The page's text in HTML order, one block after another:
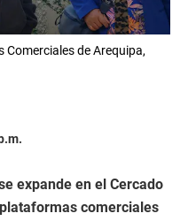
Comerciales de Arequipa,
expande en el Cercado
comerciales